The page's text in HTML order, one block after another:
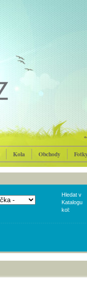
Kola Obchody
Hledat v
Katalogu
kol: